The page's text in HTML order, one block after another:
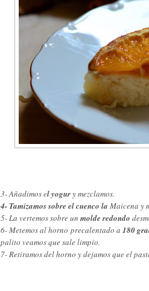
3- Añadimos el yogury mezclamos.
4- Tamizamos sobre el cuenco la Maicena y
5- La vertemos sobre un molde redondo
6- Metemos al horno precalentado a 180
palito veamos que sale limpio.
7- Retiramos del horno y dejamos que el